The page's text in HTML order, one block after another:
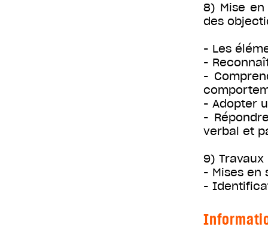
8) Mise
des
- Les
-
-
- Adopter
-
verbal et
9)
- Mises en
-